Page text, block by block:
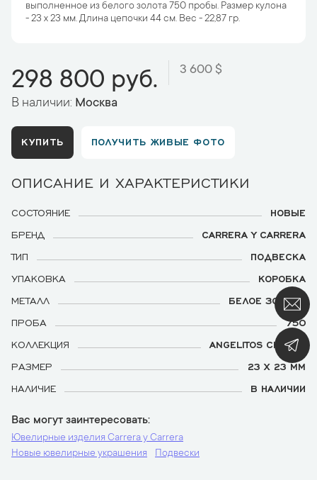
выполненное из белого золота 750 пробы. Размер кулона
- 23 х 23 мм. Длина цепочки 44 см. Вес - 22,87 гр.
298 800 руб. 3 600 $
В наличии: Москва
КУПИТЬ ПОЛУЧИТЬ ЖИВЫЕ ФОТО
ОПИСАНИЕ И ХАРАКТЕРИСТИКИ
СОСТОЯНИЕ
НОВЫЕ
БРЕНД
CARRERA Y CARRERA
ТИП
ПОДВЕСКА
УПАКОВКА
КОРОБКА
МЕТАЛЛ
БЕЛОЕ ЗОЛОТО
ПРОБА
750
КОЛЛЕКЦИЯ
ANGELITOS CHERUB
РАЗМЕР
23 Х 23 ММ
НАЛИЧИЕ
В НАЛИЧИИ
Вас могут заинтересовать
Ювелирные изделия Carrera y Carrera
Новые ювелирные украшения
Подвески